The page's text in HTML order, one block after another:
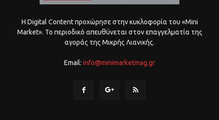
Η Digital Content προχώρησε στην κυκλοφορία του «Mini
Market». Το περιοδικό απευθύνεται στον επαγγελματία της
αγοράς της Μικρής Λιανικής.
Email: info@minimarketmag.gr